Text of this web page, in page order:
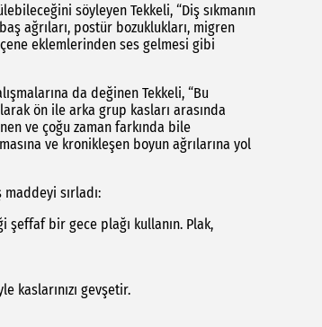
söyleyen Tekkeli, “Diş sıkmanın
ağrıları, postür bozuklukları, migren
eklemlerinden ses gelmesi gibi
da değinen Tekkeli, “Bu
ön ile arka grup kasları arasında
ve çoğu zaman farkında bile
ve kronikleşen boyun ağrılarına yol
sırladı:
şeffaf bir gece plağı kullanın. Plak,
kaslarınızı gevşetir.